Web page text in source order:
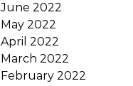
June 2022
May 2022
April 2022
March 2022
February 2022